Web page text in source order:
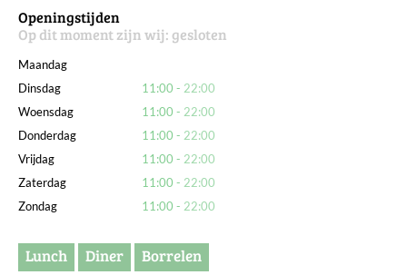
Openingstijden
Op dit moment zijn wij: gesloten
Maandag
Dinsdag
11:00
22:00
Woensdag
11:00
22:00
Donderdag
11:00
22:00
Vrijdag
11:00
22:00
Zaterdag
11:00
22:00
Zondag
11:00 22:00
Lunch Diner Borrelen